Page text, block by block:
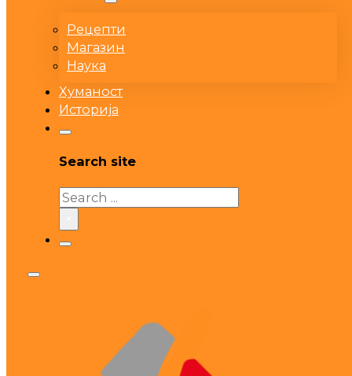
Рецепти
Магазин
Наука
Хуманост
Историја
Search site
Search